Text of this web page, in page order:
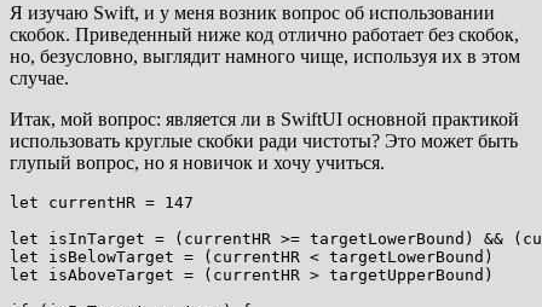
Я изучаю Swift, и у меня возник вопрос об использовании
скобок. Приведенный ниже код отлично работает без скобок,
но, безусловно, выглядит намного чище, используя их в этом
случае.
Итак, мой вопрос: является ли в SwiftUI основной практикой
использовать круглые скобки ради чистоты? Это может быть
глупый вопрос, но я новичок и хочу учиться.
let currentHR = 147
let isInTarget = (currentHR >= targetLowerBound) &&
let isBelowTarget = (currentHR < targetLowerBound)
let isAboveTarget = (currentHR > targetUpperBound)